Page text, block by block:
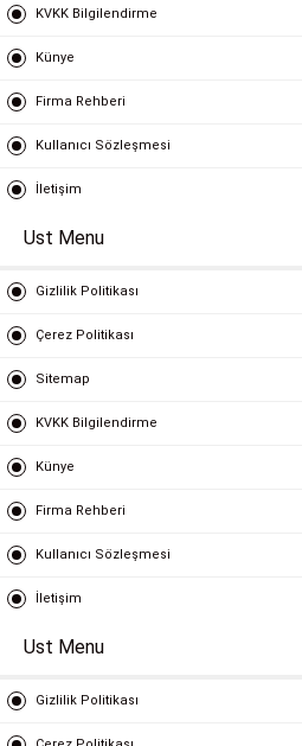
KVKK Bilgilendirme
Künye
Firma Rehberi
Kullanıcı Sözleşmesi
İletişim
Ust Menu
Gizlilik Politikası
Çerez Politikası
Sitemap
KVKK Bilgilendirme
Künye
Firma Rehberi
Kullanıcı Sözleşmesi
İletişim
Ust Menu
Gizlilik Politikası